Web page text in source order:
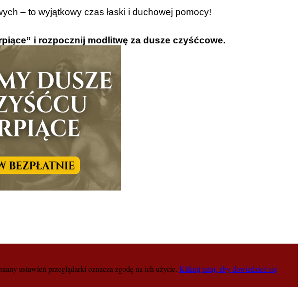
– to wyjątkowy czas łaski i duchowej pomocy!
i rozpocznij modlitwę za dusze czyśćcowe.
ustawień przeglądarki oznacza zgodę na ich użycie. Kliknij tutaj, aby dowiedzieć się